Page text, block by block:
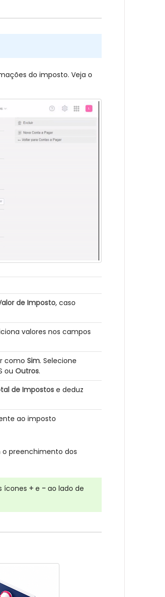
do imposto. Veja o
de Imposto, caso
valores nos campos
como Sim. Selecione
ou Outros.
de Impostose deduz
ao imposto
preenchimento dos
ícones +e -ao lado de